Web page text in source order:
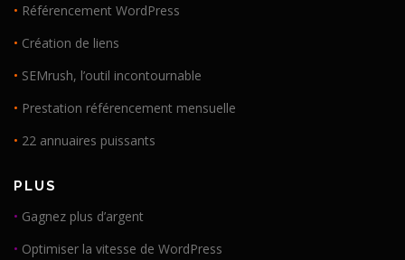
• Référencement WordPress
• Création de liens
• SEMrush, l’outil incontournable
• Prestation référencement mensuelle
• 22 annuaires puissants
PLUS
• Gagnez plus d’argent
• Optimiser la vitesse de WordPress